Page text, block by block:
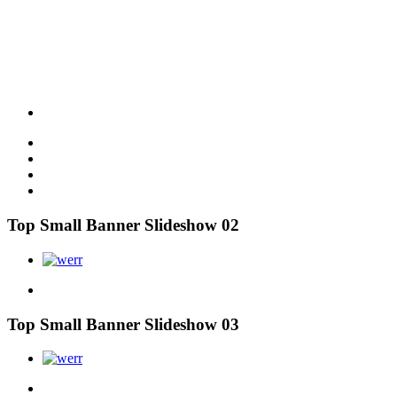
Top Small Banner Slideshow 02
Top Small Banner Slideshow 03